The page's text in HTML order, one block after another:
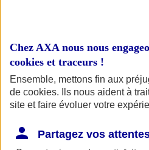
Chez AXA nous nous
cookies et traceurs !
Ensemble, mettons fin aux
de cookies. Ils nous aident à
site et faire évoluer votre
Partagez vos